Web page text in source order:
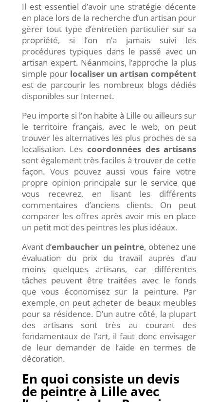
Il est essentiel d’avoir une stratégie décente
en place lors de la recherche d’un artisan pour
gérer tout type d’entretien particulier sur sa
propriété, si l’on n’a jamais suivi les
procédures typiques dans le passé avec un
artisan expert. Néanmoins, l’approche la plus
simple pourlocaliser un artisan compétent
est de parcourir les nombreux blogs dédiés
disponibles sur Internet.
Peu importe si l’on habite à Lille ou ailleurs sur
le territoire français, avec le web, on peut
trouver les alternatives les plus proches de sa
localisation. Les coordonnées desartisans
sont également très faciles à trouver de cette
façon. Vous pouvez aussi vous faire votre
propre opinion principale sur le service que
vous recevrez, en lisant les différents
commentaires d’anciens clients. On peut
comparer les offres après avoir mis en place
un petit mot des peintres les plus idéaux.
Avant d’embaucher un peintre, obtenez une
évaluation du prix du travail auprès d’au
moins quelques artisans, car différentes
tâches peuvent être traitées avec le fonds
que vous économisez sur la peinture. Par
exemple, on peut acheter de beaux meubles
pour sa résidence. D’un autre côté, la plupart
des artisans sont très au courant des
fondamentaux de l’art, il faut donc envisager
de leur demander de l’aide en termes de
décoration.
En quoi consiste un devis
de peintre à Lille avec